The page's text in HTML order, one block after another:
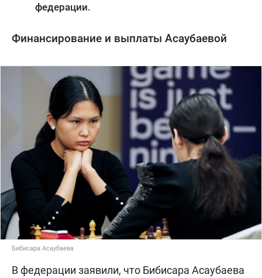
федерации.
Финансирование и выплаты Асаубаевой
Бибисара Асаубаева
В федерации заявили, что Бибисара Асаубаева